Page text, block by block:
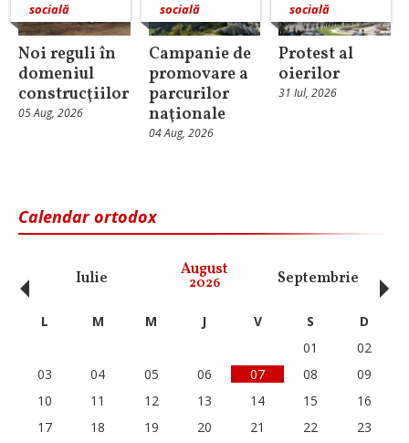
socială
Noi reguli în
domeniul
construcţiilor
05 Aug, 2026
socială
Campanie de
promovare a
parcurilor
naţionale
04 Aug, 2026
socială
Protest al
oierilor
31 Iul, 2026
Calendar ortodox
Iulie August
2026 Septembrie
‹ L M M J V S
D
01
02
03
04 05 06 07 08
09
10
11 12 13 14 15
16
17
18 19 20 21 22
23